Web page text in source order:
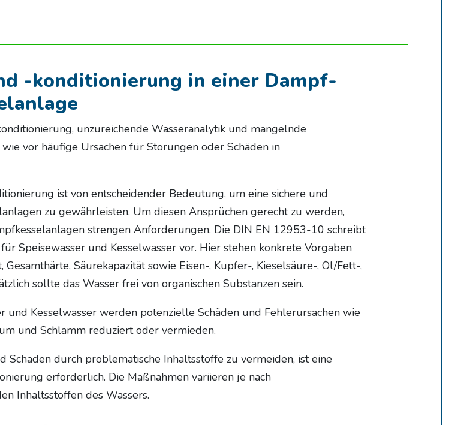
-konditionierung in einer Dampf-
unzureichende Wasseranalytik und mangelnde
vor häufige Ursachen für Störungen oder Schäden in
ist von entscheidender Bedeutung, um eine sichere und
zu gewährleisten. Um diesen Ansprüchen gerecht zu werden,
strengen Anforderungen. Die DIN EN 12953-10 schreibt
Speisewasser und Kesselwasser vor. Hier stehen konkrete Vorgaben
Säurekapazität sowie Eisen-, Kupfer-, Kieselsäure-, Öl/Fett-,
sollte das Wasser frei von organischen Substanzen sein.
und Kesselwasser werden potenzielle Schäden und Fehlerursachen wie
und Schlamm reduziert oder vermieden.
durch problematische Inhaltsstoffe zu vermeiden, ist eine
erforderlich. Die Maßnahmen variieren je nach
Inhaltsstoffen des Wassers.